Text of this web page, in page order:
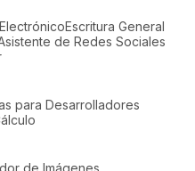
Escritura General
de Redes Sociales
para Desarrolladores
de Imágenes